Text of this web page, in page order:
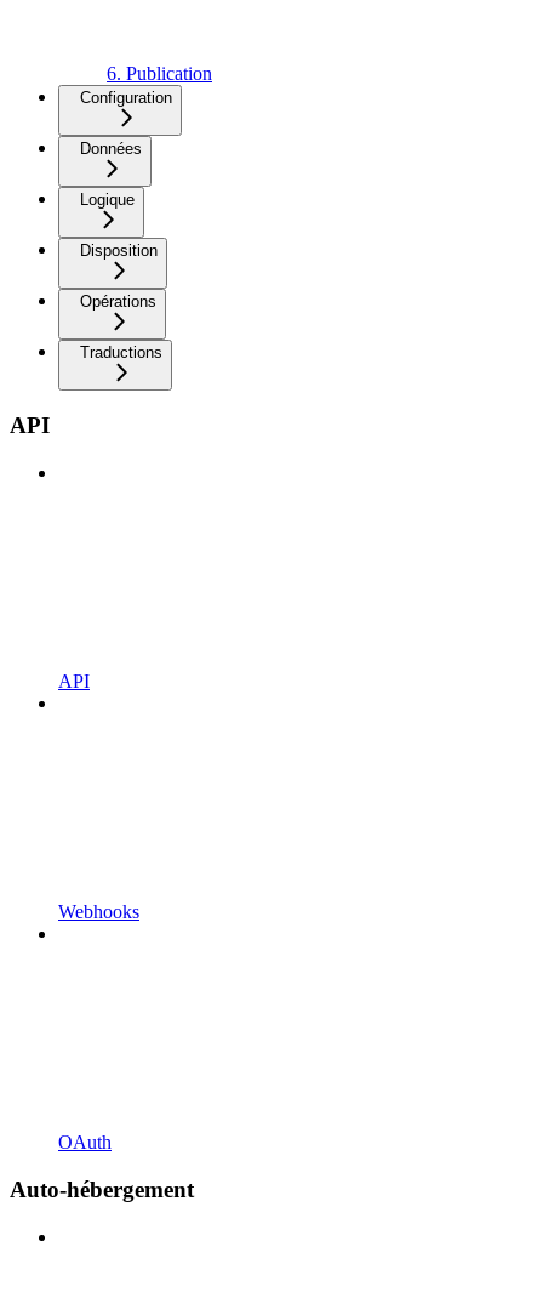
6. Publication
Configuration
Données
Logique
Disposition
Opérations
Traductions
API
API
Webhooks
OAuth
Auto-hébergement